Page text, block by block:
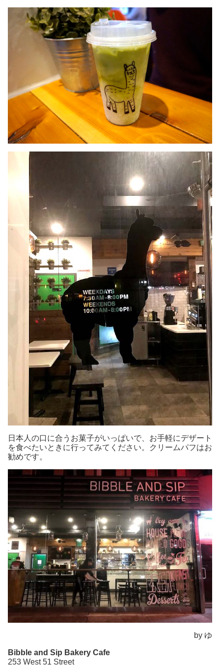
日本人の口に合うお菓子がいっぱいで、お手軽にデザート
を食べたいときに行ってみてください。クリームパフはお
勧めです。
by ゆ
Bibble and Sip Bakery Cafe
253 West 51 Street